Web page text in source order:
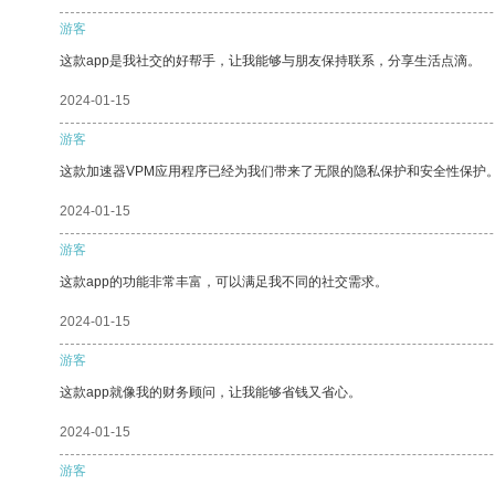
游客
这款app是我社交的好帮手，让我能够与朋友保持联系，分享生活点滴。
2024-01-15
游客
这款加速器VPM应用程序已经为我们带来了无限的隐私保护和安全性保护
2024-01-15
游客
这款app的功能非常丰富，可以满足我不同的社交需求。
2024-01-15
游客
这款app就像我的财务顾问，让我能够省钱又省心。
2024-01-15
游客